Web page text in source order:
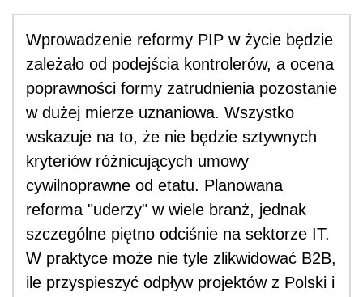
Wprowadzenie reformy PIP w życie będzie
zależało od podejścia kontrolerów, a ocena
poprawności formy zatrudnienia pozostanie
w dużej mierze uznaniowa. Wszystko
wskazuje na to, że nie będzie sztywnych
kryteriów różnicujących umowy
cywilnoprawne od etatu. Planowana
reforma "uderzy" w wiele branż, jednak
szczególne piętno odciśnie na sektorze IT.
W praktyce może nie tyle zlikwidować B2B,
ile przyspieszyć odpływ projektów z Polski i